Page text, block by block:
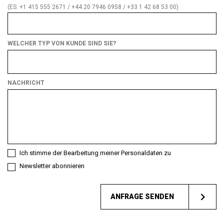
(ES. +1 415 555 2671 / +44 20 7946 0958 / +33 1 42 68 53 00)
WELCHER TYP VON KUNDE SIND SIE?
von
NACHRICHT
Ich stimme der Bearbeitung meiner Personaldaten zu
Newsletter abonnieren
ANFRAGE SENDEN